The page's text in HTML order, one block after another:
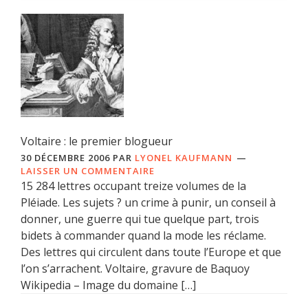
Voltaire : le premier blogueur
30 DÉCEMBRE 2006 PAR LYONEL KAUFMANN
LAISSER UN COMMENTAIRE
15 284 lettres occupant treize volumes de la
Pléiade. Les sujets ? un crime à punir, un conseil à
donner, une guerre qui tue quelque part, trois
bidets à commander quand la mode les réclame.
Des lettres qui circulent dans toute l’Europe et que
l’on s’arrachent. Voltaire, gravure de Baquoy
Wikipedia – Image du domaine […]